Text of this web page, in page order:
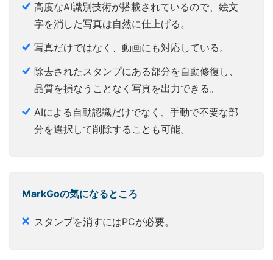
高度なAI識別技術が搭載されているので、絵文
字を消した写真は自然に仕上げる。
写真だけではなく、動画にも対応している。
除去されたスタンプにある部分を自動修復し、
品質を損なうことなく写真を出力できる。
AIによる自動認識だけでなく、手動で不要な部
分を選択して削除することも可能。
MarkGoの気になるところ
スタンプを消すにはPCが必要。